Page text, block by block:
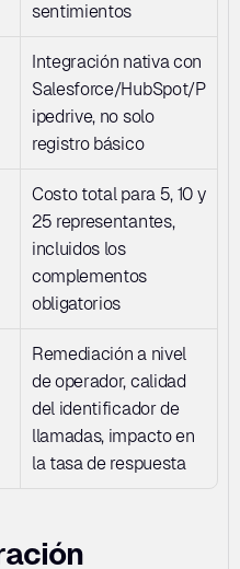
sentimientos
Integración nativa con
Salesforce/HubSpot/P
ipedrive, no solo
registro básico
Costo total para 5, 10 y
25 representantes,
incluidos los
complementos
obligatorios
Remediación a nivel
de operador, calidad
del identificador de
llamadas, impacto en
la tasa de respuesta